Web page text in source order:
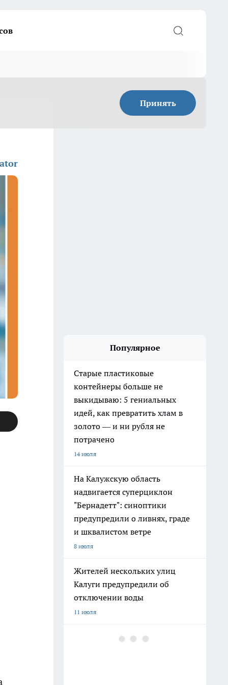
Принять
Популярное
Старые пластиковые
контейнеры больше не
выкидываю: 5 гениальных
идей, как превратить хлам в
золото — и ни рубля не
потрачено
14 июля
На Калужскую область
надвигается суперциклон
"Бернадетт": синоптики
предупредили о ливнях, граде
и шквалистом ветре
8 июля
Жителей нескольких улиц
Калуги предупредили об
отключении воды
11 июля
В Калуге перекроют центр и